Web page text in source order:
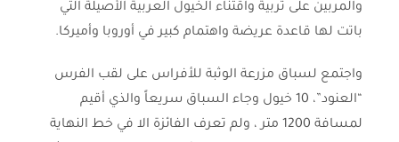
والمربين على تربية واقتناء الخيول العربية الأصيلة التي
باتت لها قاعدة عريضة واهتمام كبير في أوروبا وأميركا.
واجتمع لسباق مزرعة الوثبة للأفراس على لقب الفرس
“العنود”، 10 خيول وجاء السباق سريعاً والذي أقيم
لمسافة 1200 متر ، ولم تعرف الفائزة الا في خط النهاية